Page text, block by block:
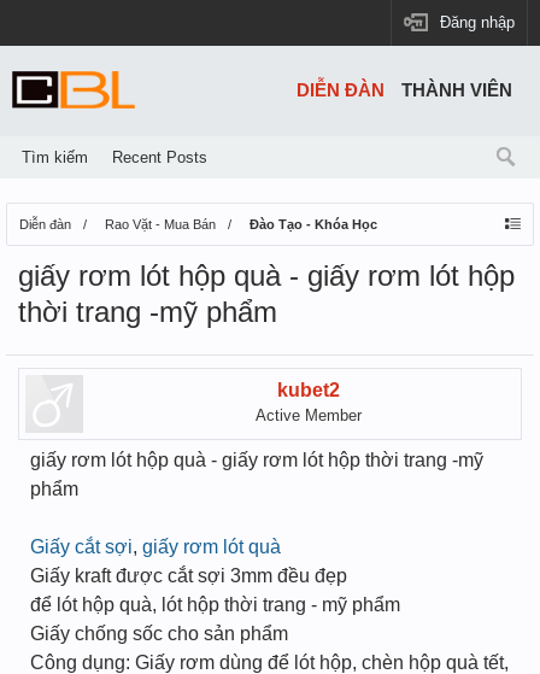
Đăng nhập
Diễn đàn Rao Vặt - Mua Bán Đào Tạo - Khóa Học
giấy rơm lót hộp quà - giấy rơm lót hộp
thời trang -mỹ phẩm
kubet2
Active Member
giấy rơm lót hộp quà - giấy rơm lót hộp thời trang -mỹ
phẩm
Giấy cắt sợi, giấy rơm lót quà
Giấy kraft được cắt sợi 3mm đều đẹp
để lót hộp quà, lót hộp thời trang - mỹ phẩm
Giấy chống sốc cho sản phẩm
Công dụng: Giấy rơm dùng để lót hộp, chèn hộp quà tết,
DIỄN ĐÀN
Tìm kiếm Recent Posts
THÀNH VIÊN